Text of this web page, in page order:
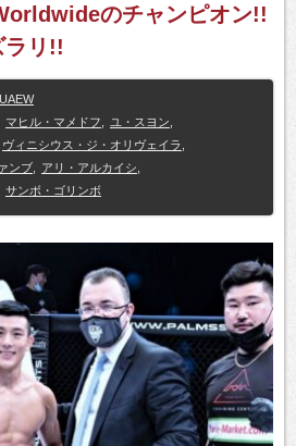
のチャンピオン!!
ラリ!!
UAEW
マヒル・マメドフ ユ・スヨン
ヴィニシウス・ジ・オリヴェイラ
ンブ
アリ・アルカイシ
サンボ・ゴリンボ